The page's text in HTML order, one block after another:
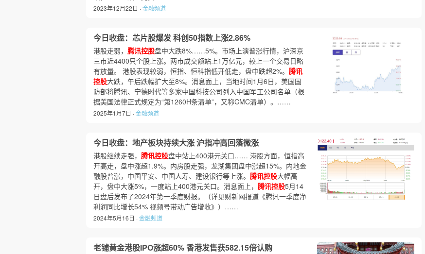
2023年12月22日 ·金融频道
今日收盘：芯片股爆发 科创50指数上涨2.86%
港股走弱， 腾讯控股盘中大跌8%……5%。市场上演普涨行情，沪深京
三市近4400只个股上涨。两市成交额站上1万亿元，较上一个交易日略
有放量。 港股表现较弱，恒指、恒科指低开低走，盘中跌超2%。 腾讯
控股大跌，午后跌幅扩大至8%。消息面上，当地时间1月6日，美国国
防部将腾讯、宁德时代等多家中国科技公司列入中国军工公司名单（根
据美国法律正式规定为“第1260H条清单”，又称CMC清单）。……
2025年1月7日 ·金融频道
今日收盘：地产板块持续大涨 沪指冲高回落微涨
港股继续走强， 腾讯控股盘中站上400港元关口…… 港股方面，恒指高
开高走，盘中涨超1.9%。内房股走强，龙湖集团盘中涨超15%。内地金
融股普涨，中国平安、中国人寿、建设银行等上涨。 腾讯控股大幅高
开，盘中大涨5%，一度站上400港元关口。消息面上， 腾讯控股5月14
日盘后发布了2024年第一季度财报。（详见财新网报道《腾讯一季度净
利润同比增长54% 视频号带动广告增收》）……
2024年5月16日 ·金融频道
老铺黄金港股IPO涨超60% 香港发售获582.15倍认购